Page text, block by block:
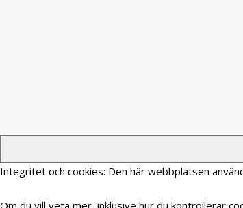
Integritet och cookies: Den här webbplatsen
Om du vill veta mer, inklusive hur du kontrollerar